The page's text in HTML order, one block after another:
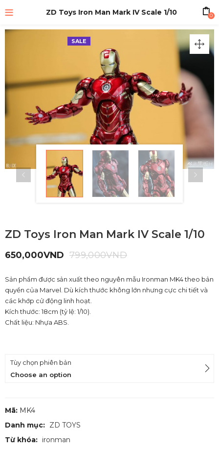
ZD Toys Iron Man Mark IV Scale 1/10 0
SALE
ZD Toys Iron Man Mark IV Scale 1/10
650,000VND 799,000VND
Sản phẩm được sản xuất theo nguyên mẫu Ironman MK4 theo bản
quyền của Marvel. Dù kích thước không lớn nhưng cực chi tiết và
các khớp cử động linh hoạt.
Kích thước: 18cm (tỷ lệ: 1/10).
Chất liệu: Nhựa ABS.
Tùy chọn phiên bản
Choose an option
Mã: MK4
Danh mục: ZD TOYS
Từ khóa: ironman